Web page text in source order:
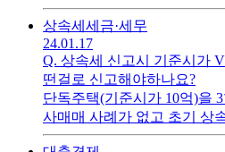
리고 땅도 확인하곤 있습니
설치물은 없고 배추나 감자,
시라도 옆집아저씨가 "내가
으니 내 땅이다"라고점유취
다는 걱정이 됩니다.제가 괜
궁금합니다.질문1) 제가 계
시 옆집아저씨가 혹시라도
수 있는 것인가요?질문2) 확
상속세 세금·세무
24.01.17
Q. 상속세 신고시 기준시가
떤걸로 신고해야하나요?
단독주택(기준시가 10억)을
사매매 사례가 없고 초기 상
가(기준시가)로신고하려했